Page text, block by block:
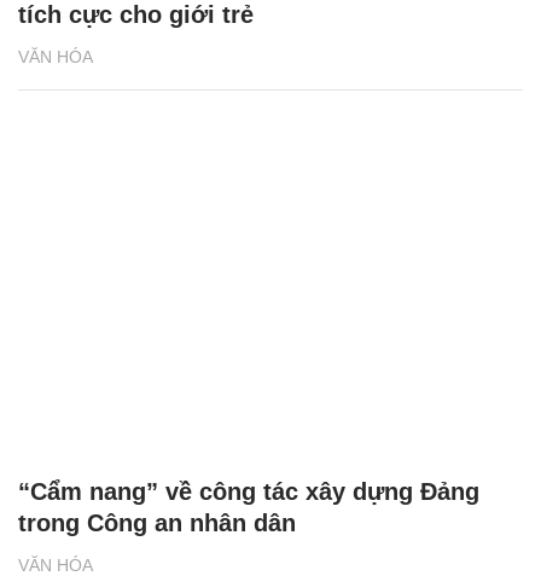
VĂN HÓA
tích cực cho giới trẻ
VĂN HÓA
“Cẩm nang” về công tác xây dựng Đảng
trong Công an nhân dân